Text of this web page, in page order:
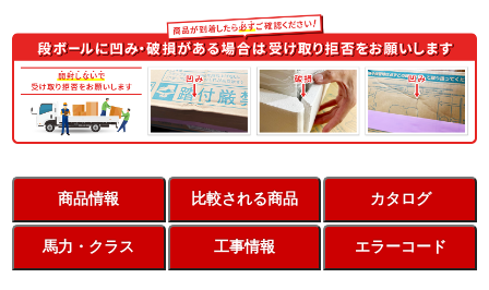
商品情報 比較される商品 カタログ
馬力・クラス 工事情報 エラーコード